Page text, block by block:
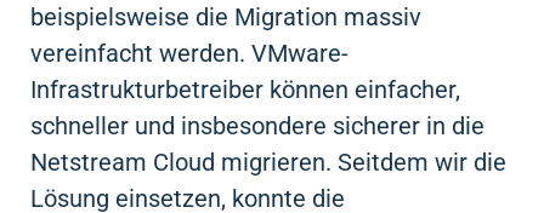
beispielsweise die Migration massiv
vereinfacht werden. VMware-
Infrastrukturbetreiber können einfacher,
schneller und insbesondere sicherer in die
Netstream Cloud migrieren. Seitdem wir die
Lösung einsetzen, konnte die